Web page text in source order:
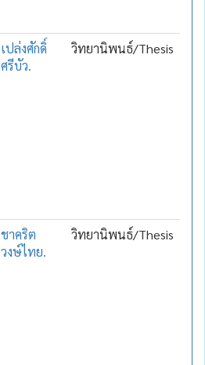
เปล่งศักดิ์
ศรีบัว.
วิทยานิพนธ์/Thesis
ชาคริต
วงษ์ไทย.
วิทยานิพนธ์/Thesis